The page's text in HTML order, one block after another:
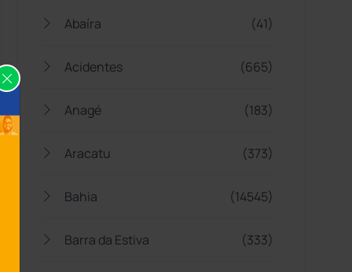
Abaíra (41)
Acidentes (665)
Anagé (183)
Aracatu (373)
Bahia (14545)
Barra da Estiva (333)